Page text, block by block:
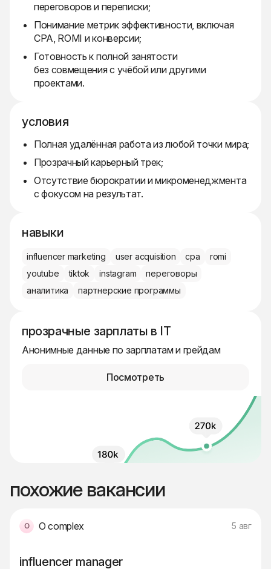
переговоров и переписки;
Понимание метрик эффективности, включая
CPA, ROMI и конверсии;
Готовность к полной занятости
без совмещения с учёбой или другими
проектами.
условия
Полная удалённая работа из любой точки мира;
Прозрачный карьерный трек;
Отсутствие бюрократии и микроменеджмента
с фокусом на результат.
навыки
influencer marketing user acquisition cpa
romi
youtube
tiktok instagram
переговоры
аналитика
партнерские программы
прозрачные зарплаты в IT
Анонимные данные по зарплатам и грейдам
Посмотреть
похожие вакансии
O complex 5 авг
influencer manager